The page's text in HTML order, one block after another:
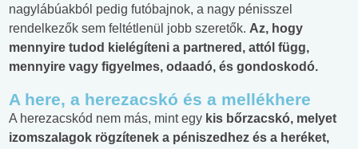
nagylábúakból pedig futóbajnok, a nagy pénisszel
rendelkezők sem feltétlenül jobb szeretők. Az, hogy
mennyire tudod kielégíteni a partnered, attól függ,
mennyire vagy figyelmes, odaadó, és gondoskodó.
A here, a herezacskó és a mellékhere
A herezacskód nem más, mint egy kis bőrzacskó, melyet
izomszalagok rögzítenek a péniszedhez és a heréket,